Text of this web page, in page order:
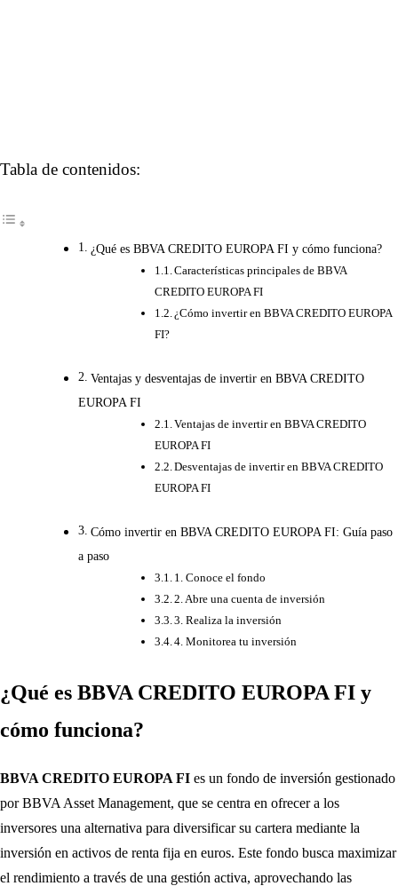
Tabla de contenidos:
¿Qué es BBVA CREDITO EUROPA FI y cómo funciona?
Características principales de BBVA
CREDITO EUROPA FI
¿Cómo invertir en BBVA CREDITO EUROPA
FI?
Ventajas y desventajas de invertir en BBVA CREDITO
EUROPA FI
Ventajas de invertir en BBVA CREDITO
EUROPA FI
Desventajas de invertir en BBVA CREDITO
EUROPA FI
Cómo invertir en BBVA CREDITO EUROPA FI: Guía paso
a paso
1. Conoce el fondo
2. Abre una cuenta de inversión
3. Realiza la inversión
4. Monitorea tu inversión
¿Qué es BBVA CREDITO EUROPA FI y
cómo funciona?
BBVA CREDITO EUROPA FI es un fondo de inversión gestionado
por BBVA Asset Management, que se centra en ofrecer a los
inversores una alternativa para diversificar su cartera mediante la
inversión en activos de renta fija en euros. Este fondo busca maximizar
el rendimiento a través de una gestión activa, aprovechando las